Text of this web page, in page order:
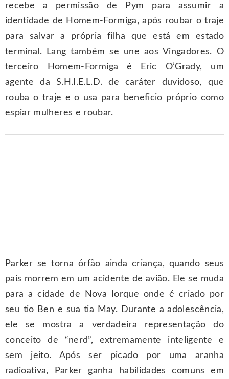
recebe a permissão de Pym para assumir a
identidade de Homem-Formiga, após roubar o traje
para salvar a própria filha que está em estado
terminal. Lang também se une aos Vingadores. O
terceiro Homem-Formiga é Eric O’Grady, um
agente da S.H.I.E.L.D. de caráter duvidoso, que
rouba o traje e o usa para beneficio próprio como
espiar mulheres e roubar.
Parker se torna órfão ainda criança, quando seus
pais morrem em um acidente de avião. Ele se muda
para a cidade de Nova Iorque onde é criado por
seu tio Ben e sua tia May. Durante a adolescência,
ele se mostra a verdadeira representação do
conceito de “nerd”, extremamente inteligente e
sem jeito. Após ser picado por uma aranha
radioativa, Parker ganha habilidades comuns em